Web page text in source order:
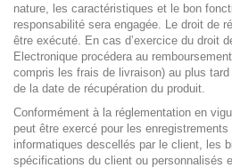
nature, les caractéristiques et le bon
responsabilité sera engagée. Le droit de
être exécuté. En cas d’exercice du droit
Electronique procédera au
compris les frais de livraison) au plus
de la date de récupération du produit.
Conformément à la réglementation en
peut être exercé pour les
informatiques descellés par le client, les
spécifications du client ou personnalisés